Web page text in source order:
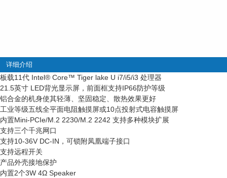
详细介绍
板载11代 Intel® Core™ Tiger lake U i7/i5/i3 处理器
21.5英寸 LED背光显示屏，前面框支持IP66防护等级
铝合金的机身使其轻薄、坚固稳定、散热效果更好
工业等级五线全平面电阻触摸屏或10点投射式电容触摸屏
内置Mini-PCIe/M.2 2230/M.2 2242 支持多种模块扩展
支持三个千兆网口
支持10-36V DC-IN，可锁附凤凰端子接口
支持远程开关
产品外壳接地保护
内置2个3W 4Ω Speaker